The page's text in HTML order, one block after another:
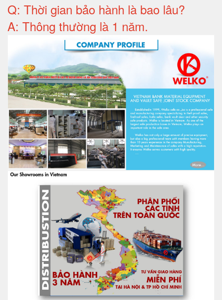
Q: Thời gian bảo hành là bao lâu?
A: Thông thường là 1 năm.